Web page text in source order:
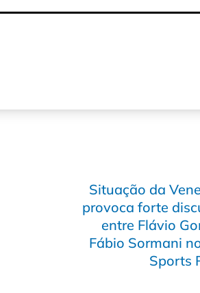
Situação da
provoca forte
entre Flávio
Fábio Sormani
Sports